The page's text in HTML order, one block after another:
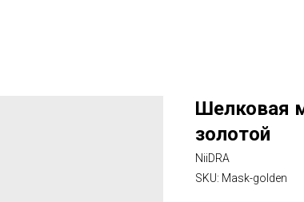
Шелковая
золотой
NiiDRA
SKU: Mask-golden